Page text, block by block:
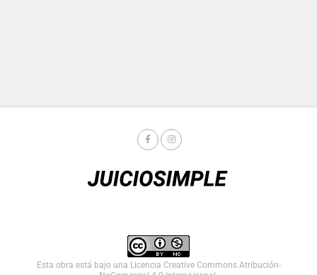
Esta obra está bajo una Licencia Creative Commons Atribución-